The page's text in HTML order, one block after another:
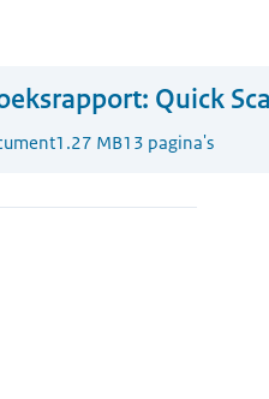
Quick
1.27 MB13 pagina's